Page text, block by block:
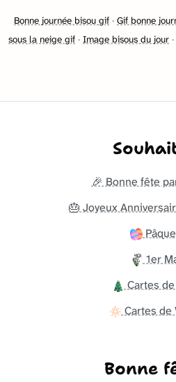
Bonne journée bisou gif · Gif bonne
sous la neige gif · Image bisous du jour ·
🎉 Bonne fête
🎂 Joyeux
1er
Cartes
Cartes
Bonne